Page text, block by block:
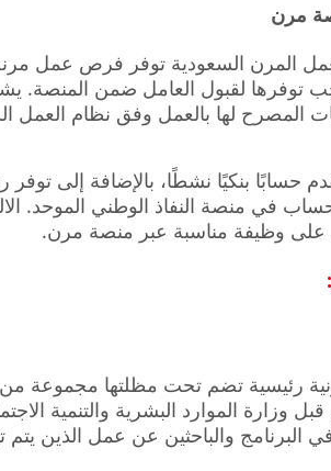
مرن
المرن السعودية توفر فرص عمل
توفرها لقبول العامل ضمن المنصة.
المصرح لها بالعمل وفق نظام العمل
حسابًا بنكيًا نشطًا، بالإضافة إلى
في منصة النفاذ الوطني الموحد.
على وظيفة مناسبة عبر منصة مرن.
رئيسية تضم تحت مظلتها مجموعة
وزارة الموارد البشرية والتنمية
البرنامج والباحثين عن عمل الذين